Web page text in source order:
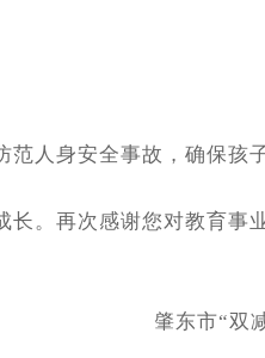
人身安全事故，确保孩
。再次感谢您对教育事
肇东市“双